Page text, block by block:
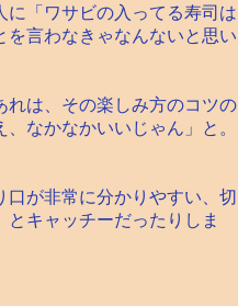
に「ワサビの入ってる寿司は
言わなきゃなんないと思い
は、その楽しみ方のコツの
なかなかいいじゃん」と。
が非常に分かりやすい、切
キャッチーだったりしま